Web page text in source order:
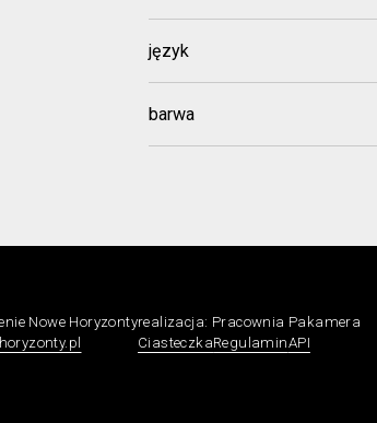
język
barwa
Nowe Horyzontyrealizacja: Pracownia Pakamera
CiasteczkaRegulaminAPI